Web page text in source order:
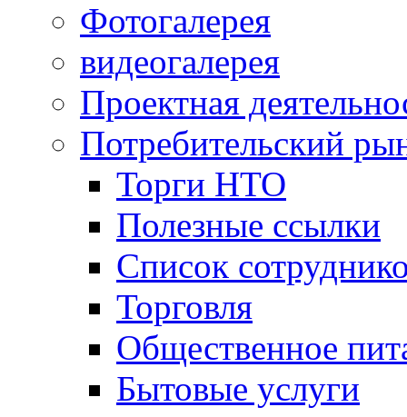
Фотогалерея
видеогалерея
Проектная
Потребительский
Торги НТО
Полезные ссылки
Список
Торговля
Общественное
Бытовые услуги